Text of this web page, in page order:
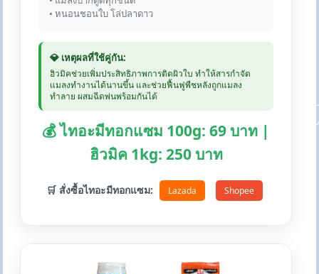
• หนอนชอนใบ โล่ปลาดาว
💎 เหตุผลที่ใช้คู่กัน:
ฮิวมิคช่วยเพิ่มประสิทธิภาพการติดผิวใบ ทำให้สารกำจัด
แมลงทำงานได้นานขึ้น และช่วยฟื้นฟูพืชหลังถูกแมลง
ทำลาย ผสมฉีดพ่นพร้อมกันได้
💰 ไทอะมีทอกแซม 100g: 69 บาท |
ฮิวมิค 1kg: 250 บาท
🛒 สั่งซื้อไทอะมีทอกแซม: Lazada Shopee